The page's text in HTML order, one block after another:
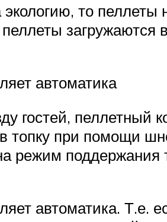
то
загружаются
автоматика
гостей, пеллетный
при помощи
режим
автоматика. Т.е.